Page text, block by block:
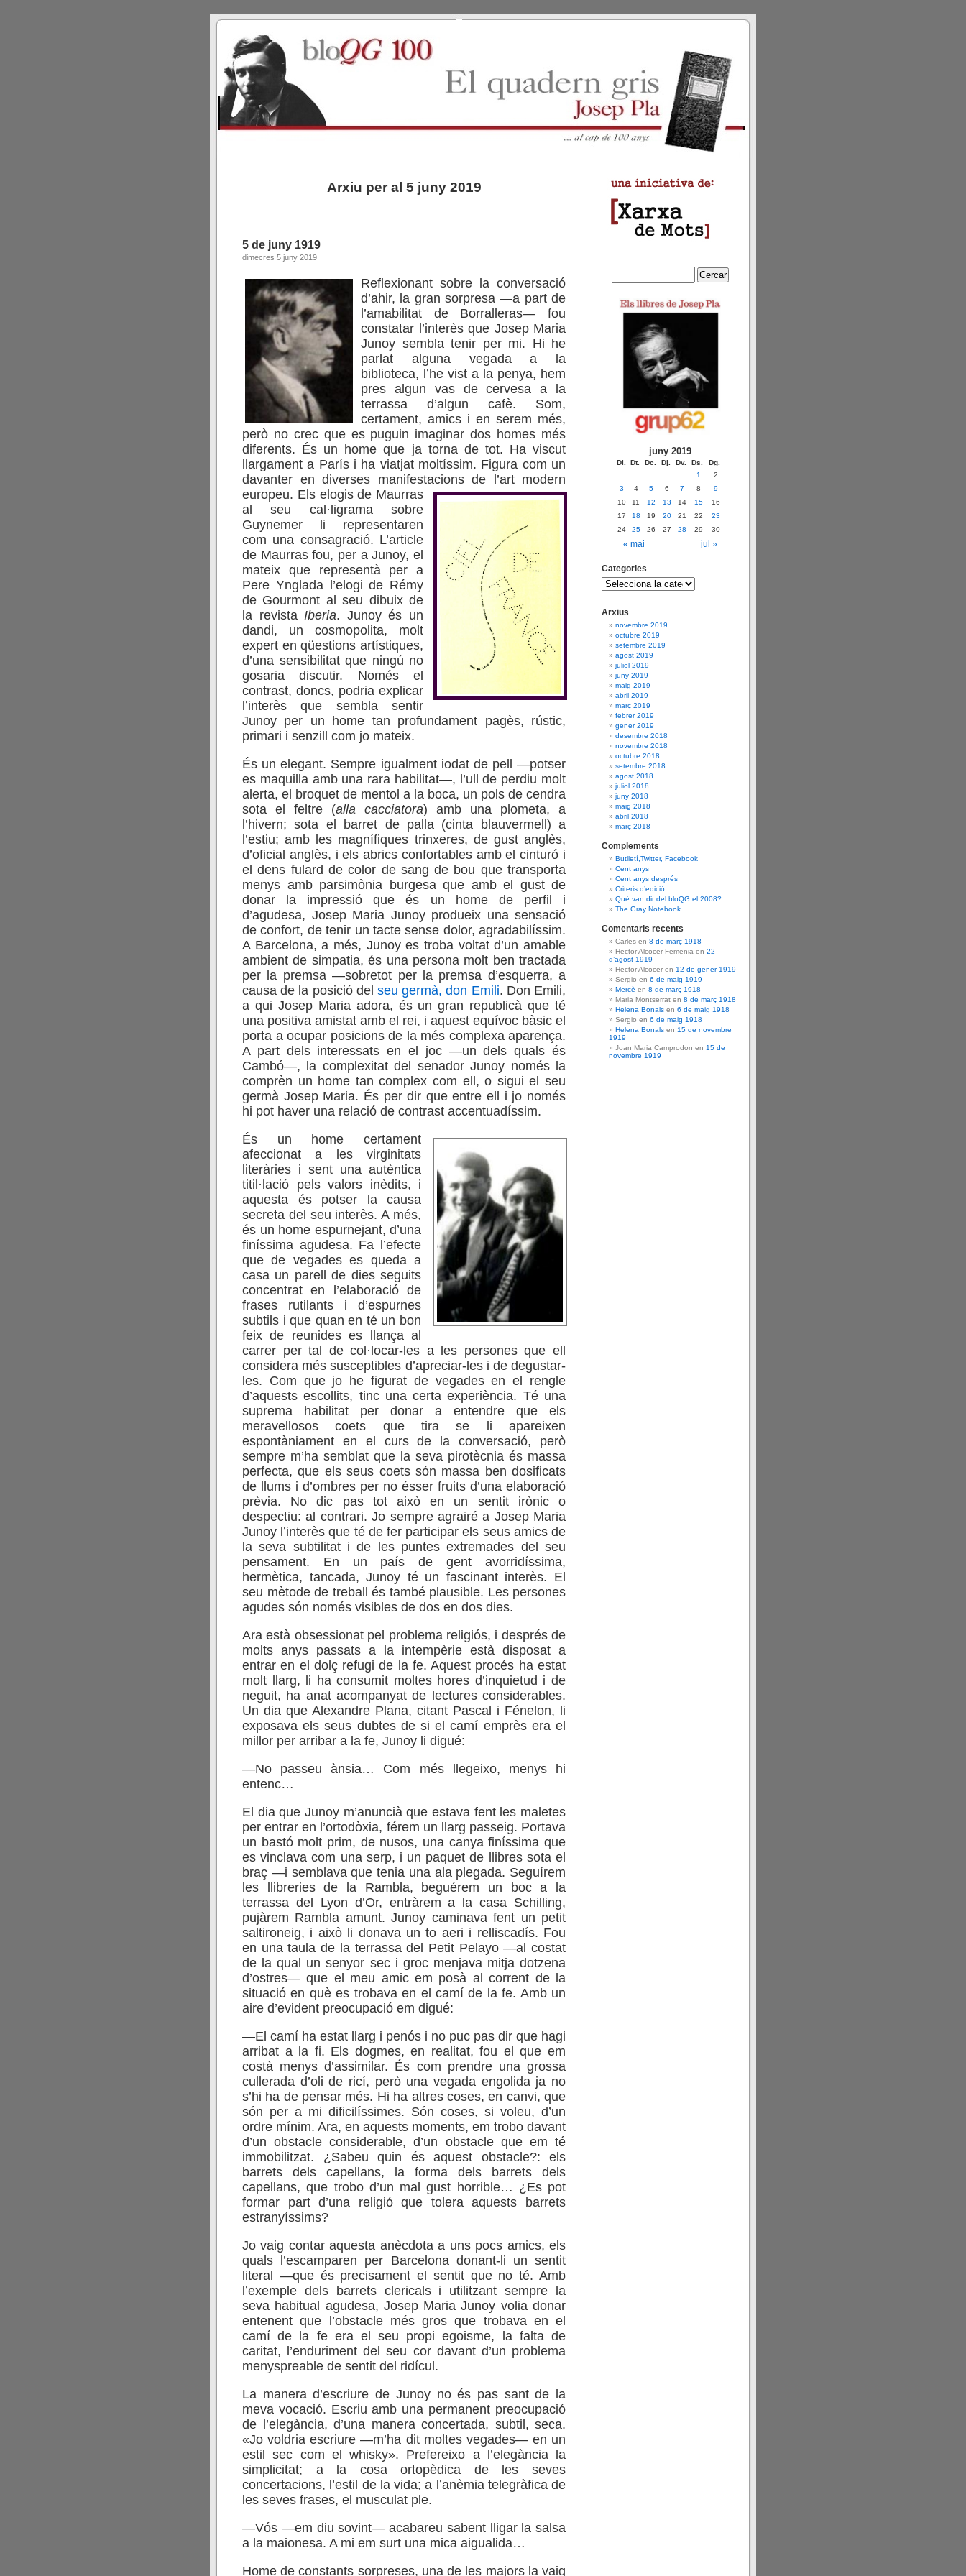
Arxiu per al 5 juny 2019
5 de juny 1919
dimecres 5 juny 2019
Reflexionant sobre la conversació
d’ahir, la gran sorpresa —a part de
l’amabilitat de Borralleras— fou
constatar l’interès que Josep Maria
Junoy sembla tenir per mi. Hi he
parlat alguna vegada a la
biblioteca, l’he vist a la penya, hem
pres algun vas de cervesa a la
terrassa d’algun cafè. Som,
certament, amics i en serem més,
però no crec que es puguin imaginar dos homes més
diferents. És un home que ja torna de tot. Ha viscut
llargament a París i ha viatjat moltíssim. Figura com un
davanter en diverses manifestacions de l’art modern
europeu. Els elogis de Maurras
al seu cal·ligrama sobre
Guynemer li representaren
com una consagració. L’article
de Maurras fou, per a Junoy, el
mateix que representà per a
Pere Ynglada l’elogi de Rémy
de Gourmont al seu dibuix de
la revistaIberia. Junoy és un
dandi, un cosmopolita, molt
expert en qüestions artístiques,
d’una sensibilitat que ningú no
gosaria discutir. Només el
contrast, doncs, podria explicar
l’interès que sembla sentir
Junoy per un home tan profundament pagès, rústic,
primari i senzill com jo mateix.
És un elegant. Sempre igualment iodat de pell —potser
es maquilla amb una rara habilitat—, l’ull de perdiu molt
alerta, el broquet de mentol a la boca, un pols de cendra
sota el feltre (alla cacciatora) amb una plometa, a
l’hivern; sota el barret de palla (cinta blauvermell) a
l’estiu; amb les magnífiques trinxeres, de gust anglès,
d’oficial anglès, i els abrics confortables amb el cinturó i
el dens fulard de color de sang de bou que transporta
menys amb parsimònia burgesa que amb el gust de
donar la impressió que és un home de perfil i
d’agudesa, Josep Maria Junoy produeix una sensació
de confort, de tenir un tacte sense dolor, agradabilíssim.
A Barcelona, a més, Junoy es troba voltat d’un amable
ambient de simpatia, és una persona molt ben tractada
per la premsa —sobretot per la premsa d’esquerra, a
causa de la posició del seu germà, don Emili. Don Emili,
a qui Josep Maria adora, és un gran republicà que té
una positiva amistat amb el rei, i aquest equívoc bàsic el
porta a ocupar posicions de la més complexa aparença.
A part dels interessats en el joc —un dels quals és
Cambó—, la complexitat del senador Junoy només la
comprèn un home tan complex com ell, o sigui el seu
germà Josep Maria. És per dir que entre ell i jo només
hi pot haver una relació de contrast accentuadíssim.
És un home certament
afeccionat a les virginitats
literàries i sent una autèntica
titil·lació pels valors inèdits, i
aquesta és potser la causa
secreta del seu interès. A més,
és un home espurnejant, d’una
finíssima agudesa. Fa l’efecte
que de vegades es queda a
casa un parell de dies seguits
concentrat en l’elaboració de
frases rutilants i d’espurnes
subtils i que quan en té un bon
feix de reunides es llança al
carrer per tal de col·locar-les a les persones que ell
considera més susceptibles d’apreciar-les i de degustar-
les. Com que jo he figurat de vegades en el rengle
d’aquests escollits, tinc una certa experiència. Té una
suprema habilitat per donar a entendre que els
meravellosos coets que tira se li apareixen
espontàniament en el curs de la conversació, però
sempre m’ha semblat que la seva pirotècnia és massa
perfecta, que els seus coets són massa ben dosificats
de llums i d’ombres per no ésser fruits d’una elaboració
prèvia. No dic pas tot això en un sentit irònic o
despectiu: al contrari. Jo sempre agrairé a Josep Maria
Junoy l’interès que té de fer participar els seus amics de
la seva subtilitat i de les puntes extremades del seu
pensament. En un país de gent avorridíssima,
hermètica, tancada, Junoy té un fascinant interès. El
seu mètode de treball és també plausible. Les persones
agudes són només visibles de dos en dos dies.
Ara està obsessionat pel problema religiós, i després de
molts anys passats a la intempèrie està disposat a
entrar en el dolç refugi de la fe. Aquest procés ha estat
molt llarg, li ha consumit moltes hores d’inquietud i de
neguit, ha anat acompanyat de lectures considerables.
Un dia que Alexandre Plana, citant Pascal i Fénelon, li
exposava els seus dubtes de si el camí emprès era el
millor per arribar a la fe, Junoy li digué:
—No passeu ànsia… Com més llegeixo, menys hi
entenc…
El dia que Junoy m’anuncià que estava fent les maletes
per entrar en l’ortodòxia, férem un llarg passeig. Portava
un bastó molt prim, de nusos, una canya finíssima que
es vinclava com una serp, i un paquet de llibres sota el
braç —i semblava que tenia una ala plegada. Seguírem
les llibreries de la Rambla, beguérem un boc a la
terrassa del Lyon d’Or, entràrem a la casa Schilling,
pujàrem Rambla amunt. Junoy caminava fent un petit
saltironeig, i això li donava un to aeri i relliscadís. Fou
en una taula de la terrassa del Petit Pelayo —al costat
de la qual un senyor sec i groc menjava mitja dotzena
d’ostres— que el meu amic em posà al corrent de la
situació en què es trobava en el camí de la fe. Amb un
aire d’evident preocupació em digué:
—El camí ha estat llarg i penós i no puc pas dir que hagi
arribat a la fi. Els dogmes, en realitat, fou el que em
costà menys d’assimilar. És com prendre una grossa
cullerada d’oli de ricí, però una vegada engolida ja no
s’hi ha de pensar més. Hi ha altres coses, en canvi, que
són per a mi dificilíssimes. Són coses, si voleu, d’un
ordre mínim. Ara, en aquests moments, em trobo davant
d’un obstacle considerable, d’un obstacle que em té
immobilitzat. ¿Sabeu quin és aquest obstacle?: els
barrets dels capellans, la forma dels barrets dels
capellans, que trobo d’un mal gust horrible… ¿Es pot
formar part d’una religió que tolera aquests barrets
estranyíssims?
Jo vaig contar aquesta anècdota a uns pocs amics, els
quals l’escamparen per Barcelona donant-li un sentit
literal —que és precisament el sentit que no té. Amb
l’exemple dels barrets clericals i utilitzant sempre la
seva habitual agudesa, Josep Maria Junoy volia donar
entenent que l’obstacle més gros que trobava en el
camí de la fe era el seu propi egoisme, la falta de
caritat, l’enduriment del seu cor davant d’un problema
menyspreable de sentit del ridícul.
La manera d’escriure de Junoy no és pas sant de la
meva vocació. Escriu amb una permanent preocupació
de l’elegància, d’una manera concertada, subtil, seca.
«Jo voldria escriure —m’ha dit moltes vegades— en un
estil sec com el whisky». Prefereixo a l’elegància la
simplicitat; a la cosa ortopèdica de les seves
concertacions, l’estil de la vida; a l’anèmia telegràfica de
les seves frases, el musculat ple.
—Vós —em diu sovint— acabareu sabent lligar la salsa
a la maionesa. A mi em surt una mica aigualida…
Home de constants sorpreses, una de les majors la vaig
juny 2019
Dl. Dt. Dc. Dj. Dv. Ds. Dg.
« mai jul »
1
2
3
4 5 6 7 8
9
10
11 12 13 14 15
16
17
18 19 20 21 22
23
24
25 26 27 28 29 30
Categories
Arxius
novembre 2019
octubre 2019
setembre 2019
agost 2019
juliol 2019
juny 2019
maig 2019
abril 2019
març 2019
febrer 2019
gener 2019
desembre 2018
novembre 2018
octubre 2018
setembre 2018
agost 2018
juliol 2018
juny 2018
maig 2018
abril 2018
març 2018
Complements
Butlletí,Twitter, Facebook
Cent anys
Cent anys després
Criteris d’edició
Què van dir del bloQG el 2008?
The Gray Notebook
Comentaris recents
Carles en 8 de març 1918
Hector Alcocer Femenia en 22
d’agost 1919
Hector Alcocer en 12 de gener 1919
Sergio en 6 de maig 1919
Mercè en 8 de març 1918
Maria Montserrat en 8 de març 1918
Helena Bonals en 6 de maig 1918
Sergio en 6 de maig 1918
Helena Bonals en 15 de novembre
1919
Joan Maria Camprodon en 15 de
novembre 1919